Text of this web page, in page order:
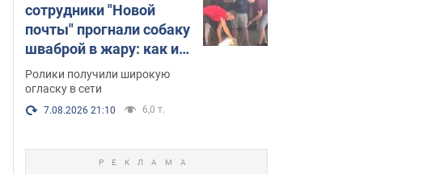
сотрудники "Новой
почты" прогнали собаку
шваброй в жару: как их
наказали. Видео
Ролики получили широкую
огласку в сети
7.08.2026 21:10 6,0 т.